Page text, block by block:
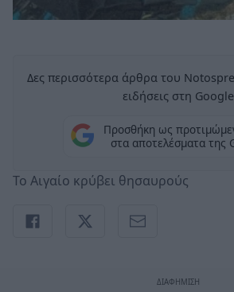
Δες περισσότερα άρθρα του
ειδήσεις στη Google
Προσθήκη ως
στα αποτελέσματα της
Το Αιγαίο κρύβει θησαυρούς